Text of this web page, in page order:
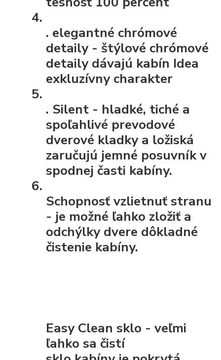
. elegantné chrómové
detaily - štýlové chrómové
detaily dávajú kabín Idea
exkluzívny charakter
. Silent - hladké, tiché a
spoľahlivé prevodové
dverové kladky a ložiská
zaručujú jemné posuvník v
spodnej časti kabíny.
Schopnosť vzlietnuť stranu
- je možné ľahko zložiť a
odchýlky dvere dôkladné
čistenie kabíny.
Easy Clean sklo - veľmi
ľahko sa čistí